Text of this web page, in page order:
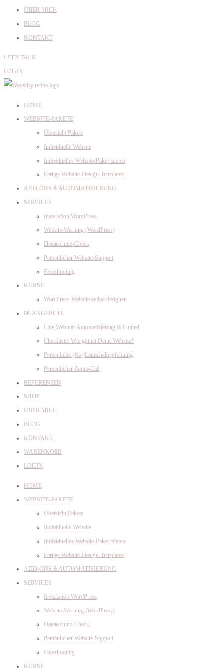
ÜBER MICH
BLOG
KONTAKT
LET'S TALK
LOGIN
HOME
WEBSITE-PAKETE
Übersicht Pakete
Individuelle Website
Individuelles Website-Paket mieten
Fertige Website-Design-Templates
ADD-ONS & AUTOMATISIERUNG
SERVICES
Installation WordPress
Website-Wartung (WordPress)
Datenschutz-Check
Persönlicher Website-Support
Fotoshooting
KURSE
WordPress-Website selbst designen
0€-ANGEBOTE
Live-Webinar Automatisierung & Funnel
Checkliste: Wie gut ist Deine Website?
Persönliche (Re-)Launch-Empfehlung
Persönlicher Zoom-Call
REFERENZEN
SHOP
ÜBER MICH
BLOG
KONTAKT
WARENKORB
LOGIN
HOME
WEBSITE-PAKETE
Übersicht Pakete
Individuelle Website
Individuelles Website-Paket mieten
Fertige Website-Design-Templates
ADD-ONS & AUTOMATISIERUNG
SERVICES
Installation WordPress
Website-Wartung (WordPress)
Datenschutz-Check
Persönlicher Website-Support
Fotoshooting
KURSE